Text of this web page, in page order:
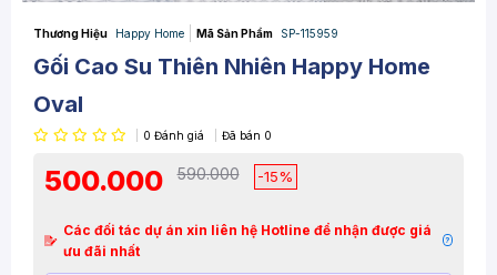
Thương Hiệu Happy Home Mã Sản Phẩm SP-115959
Gối Cao Su Thiên Nhiên Happy Home
Oval
0 Đánh giá Đã bán 0
500.000 590.000 -15%
Các đối tác dự án xin liên hệ Hotline để nhận được giá
ưu đãi nhất
?